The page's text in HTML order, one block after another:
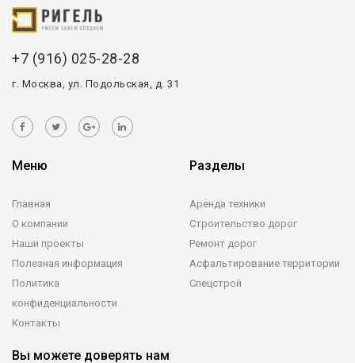
+7 (916) 025-28-28
г. Москва, ул. Подольская, д. 31
Меню
Главная
О компании
Наши проекты
Полезная информация
Политика
конфиденциальности
Контакты
Разделы
Аренда техники
Строительство дорог
Ремонт дорог
Асфальтирование территории
Спецстрой
Вы можете доверять нам